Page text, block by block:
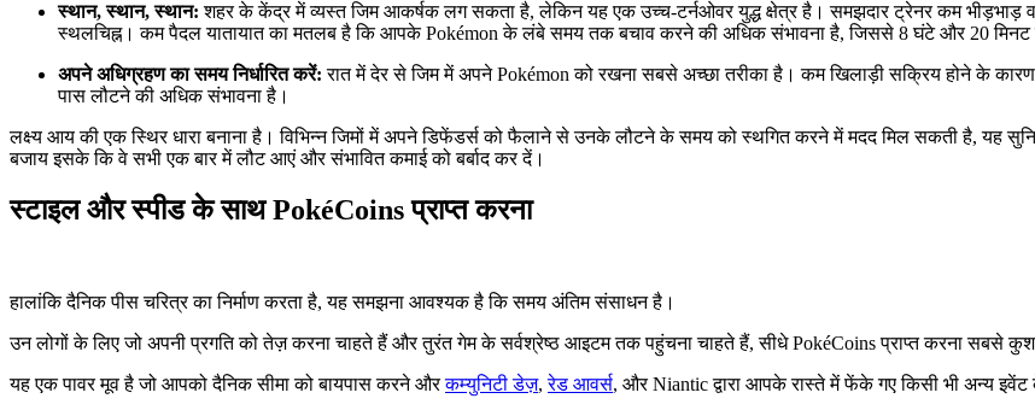
स्थान, स्थान, स्थान: शहर के केंद्र में व्यस्त जिम आकर्षक लग सकता है, लेकिन यह एक उच्च-टर्नओवर युद्ध क्षेत्र है। समझदार ट्रेनर कम भीड़भाड़
स्थलचिह्न। कम पैदल यातायात का मतलब है कि आपके Pokémon के लंबे समय तक बचाव करने की अधिक संभावना है, जिससे 8 घंटे और 20 मिनट
अपने अधिग्रहण का समय निर्धारित करें: रात में देर से जिम में अपने Pokémon को रखना सबसे अच्छा तरीका है। कम खिलाड़ी सक्रिय होने के
पास लौटने की अधिक संभावना है।
लक्ष्य आय की एक स्थिर धारा बनाना है। विभिन्न जिमों में अपने डिफेंडर्स को फैलाने से उनके लौटने के समय को स्थगित करने में मदद मिल सकती है, यह
बजाय इसके कि वे सभी एक बार में लौट आएं और संभावित कमाई को बर्बाद कर दें।
स्टाइल और स्पीड के साथ PokéCoins प्राप्त करना
हालांकि दैनिक पीस चरित्र का निर्माण करता है, यह समझना आवश्यक है कि समय अंतिम संसाधन है।
उन लोगों के लिए जो अपनी प्रगति को तेज़ करना चाहते हैं और तुरंत गेम के सर्वश्रेष्ठ आइटम तक पहुंचना चाहते हैं, सीधे PokéCoins प्राप्त करना सबसे
यह एक पावर मूव है जो आपको दैनिक सीमा को बायपास करने औरकम्युनिटी डेज़,रेड आवर्स, और Niantic द्वारा आपके रास्ते में फेंके गए किसी भी अन्य